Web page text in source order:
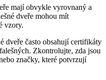
mají obvykle vyrovnaný a
dveře mohou mít
vzory.
dveře často obsahují certifikáty
Zkontrolujte, zda jsou
značky, které potvrzují